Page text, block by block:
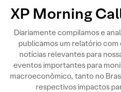
XP Morning
Diariamente compilamos e
publicamos um relatório
notícias relevantes para
eventos importantes para
macroeconômico, tanto no
respectivos impactos